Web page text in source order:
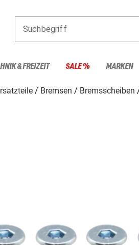
Suchbegriff
& FREIZEIT SALE % MARKEN
Bremsen Bremsscheiben